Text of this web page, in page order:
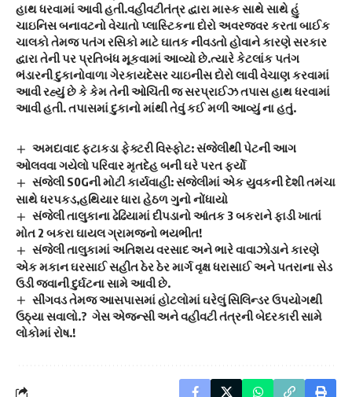
હાથ ધરવામાં આવી હતી.વહીવટીતંત્ર દ્વારા માસ્ક સાથે સાથે હું
ચાઇનિસ બનાવટનો વેચાતો પ્લાસ્ટિકના દોરો અવરજવર કરતા બાઈક
ચાલકો તેમજ પતંગ રસિકો માટે ઘાતક નીવડતો હોવાને કારણે સરકાર
દ્વારા તેની પર પ્રતિબંધ મૂકવામાં આવ્યો છે.ત્યારે કેટલાંક પતંગ
ભંડારની દુકાનોવાળા ગેરકાયદેસર ચાઇનીસ દોરો લાવી વેચાણ કરવામાં
આવી રહ્યું છે કે કેમ તેની ઓચિંતી જ સરપ્રાઈઝ તપાસ હાથ ધરવામાં
આવી હતી. તપાસમાં દુકાનો માંથી તેવું કઈ મળી આવ્યું ના હતું.
અમદાવાદ ફટાકડા ફેક્ટરી વિસ્ફોટ: સંજેલીથી પેટની આગ
ઓલવવા ગયેલો પરિવાર મૃતદેહ બની ઘરે પરત ફર્યો
સંજેલી S0Gની મોટી કાર્યવાહી: સંજેલીમાં એક યુવકની દેશી તમંચા
સાથે ધરપકડ,હથિયાર ધારા હેઠળ ગુનો નોંધાયો
સંજેલી તાલુકાના ઢેઢિયામાં દીપડાનો આંતક 3 બકરાને ફાડી ખાતાં
મોત 2 બકરા ઘાયલ ગ્રામજનો ભયભીત!
સંજેલી તાલુકામાં અતિશય વરસાદ અને ભારે વાવાઝોડાને કારણે
એક મકાન ઘરસાઈ સહીત ઠેર ઠેર માર્ગ વૃક્ષ ધરાસાઈ અને પતરાના સેડ
ઉડી જવાની દુર્ઘટના સામે આવી છે.
સીંગવડ તેમજ આસપાસમાં હોટલોમાં ઘરેલું સિલિન્ડર ઉપયોગથી
ઉઠ્યા સવાલો.? ગેસ એજન્સી અને વહીવટી તંત્રની બેદરકારી સામે
લોકોમાં રોષ.!